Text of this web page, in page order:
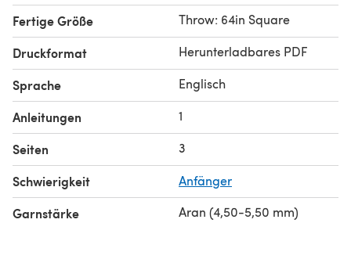
Fertige Größe Throw: 64in Square
Druckformat Herunterladbares PDF
Sprache Englisch
Anleitungen 1
Seiten 3
Schwierigkeit Anfänger
Garnstärke Aran (4,50-5,50 mm)